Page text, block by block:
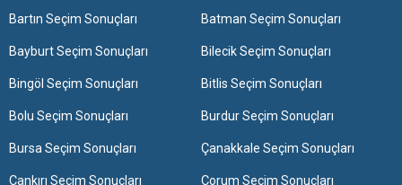
Bartın Seçim Sonuçları Batman Seçim Sonuçları
Bayburt Seçim Sonuçları Bilecik Seçim Sonuçları
Bingöl Seçim Sonuçları Bitlis Seçim Sonuçları
Bolu Seçim Sonuçları Burdur Seçim Sonuçları
Bursa Seçim Sonuçları Çanakkale Seçim Sonuçları
Çankırı Seçim Sonuçları Çorum Seçim Sonuçları